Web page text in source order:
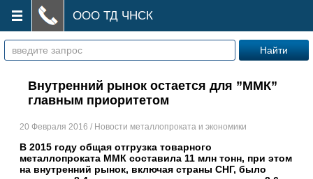
ООО ТД ЧНСК
Внутренний рынок остается для ”ММК”
главным приоритетом
20 Февраля 2016 / Новости металлопроката и экономики
В 2015 году общая отгрузка товарного
металлопроката ММК составила 11 млн тонн, при этом
на внутренний рынок, включая страны СНГ, было